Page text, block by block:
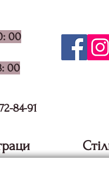
00
00
84-91